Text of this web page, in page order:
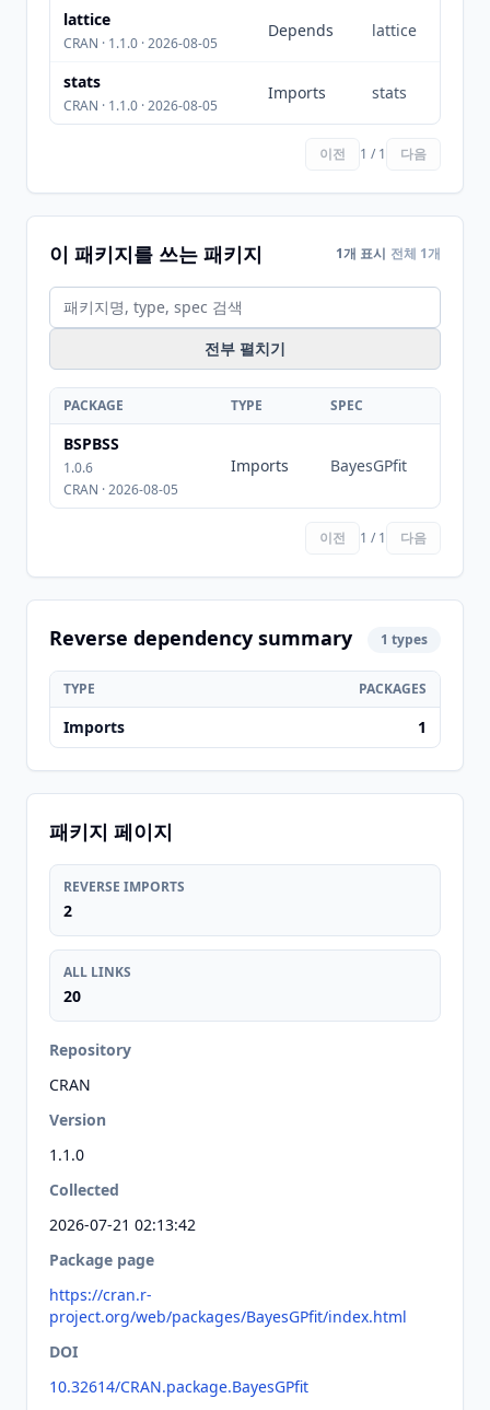
lattice
CRAN · 1.1.0 · 2026-08-05
Depends lattice
stats
CRAN · 1.1.0 · 2026-08-05
Imports stats
이전 1 / 1 다음
이 패키지를 쓰는 패키지 1개 표시 전체 1개
전부 펼치기
PACKAGE TYPE SPEC
BSPBSS
1.0.6
CRAN · 2026-08-05
Imports BayesGPfit
이전 1 / 1 다음
Reverse dependency summary 1 types
TYPE PACKAGES
Imports 1
패키지 페이지
REVERSE IMPORTS
2
ALL LINKS
20
Repository
CRAN
Version
1.1.0
Collected
2026-07-21 02:13:42
Package page
https://cran.r-
project.org/web/packages/BayesGPfit/index.html
DOI
10.32614/CRAN.package.BayesGPfit